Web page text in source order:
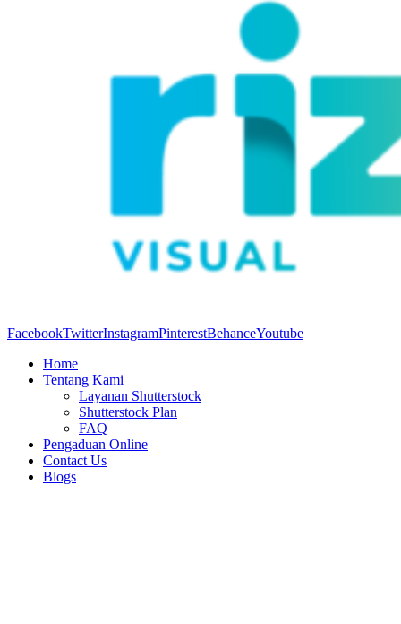
FacebookTwitterInstagramPinterestBehanceYoutube
Home
Tentang Kami
Layanan Shutterstock
Shutterstock Plan
FAQ
Pengaduan Online
Contact Us
Blogs